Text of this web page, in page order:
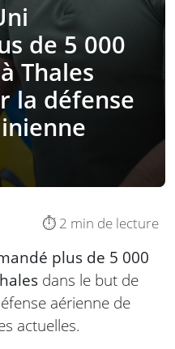
de 5 000
Thales
la défense
⏱️ 2 min de lecture
plus de 5 000
dans le but de
aérienne de
actuelles.